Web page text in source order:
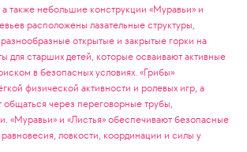
также небольшие конструкции «Муравьи» и
расположены лазательные структуры,
открытые и закрытые горки на
для старших детей, которые осваивают активные
в безопасных условиях. «Грибы»
физической активности и ролевых игр, а
через переговорные трубы,
«Муравьи» и «Листья» обеспечивают безопасные
равновесия, ловкости, координации и силы у